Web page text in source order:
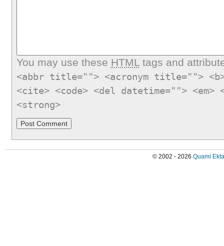
You may use these HTMLtags and
<abbr title=""> <acronym title="">
<cite> <code> <del datetime="">
<strong>
© 2002 - 2026 Quami